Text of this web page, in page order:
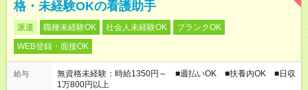
格・未経験OKの看護助手
派遣 職種未経験OK 社会人未経験OK
ブランクOK
WEB登録・面接OK
給与
無資格未経験：時給1350円～ ■週払いOK ■扶養内OK ■日収
1万800円以上